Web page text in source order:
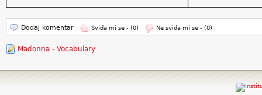
Dodaj komentar Sviđa mi se - (0) Ne sviđa mi se - (0)
Madonna - Vocabulary